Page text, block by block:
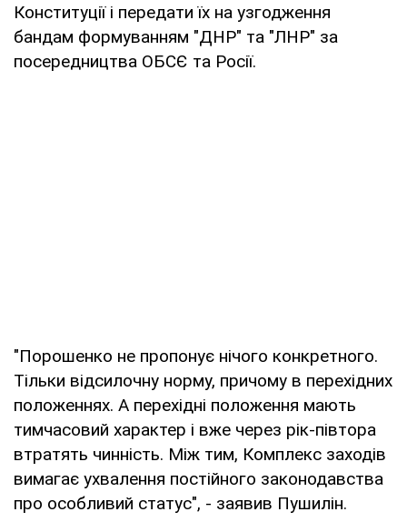
Конституції і передати їх на узгодження
бандам формуванням "ДНР" та "ЛНР" за
посередництва ОБСЄ та Росії.
"Порошенко не пропонує нічого конкретного.
Тільки відсилочну норму, причому в перехідних
положеннях. А перехідні положення мають
тимчасовий характер і вже через рік-півтора
втратять чинність. Між тим, Комплекс заходів
вимагає ухвалення постійного законодавства
про особливий статус", - заявив Пушилін.